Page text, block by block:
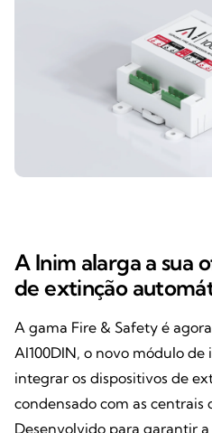
A Inim alarga a sua
de extinção
A gama Fire & Safety é
AI100DIN, o novo módulo
integrar os dispositivos de
condensado com as centrais
Desenvolvido para garantir